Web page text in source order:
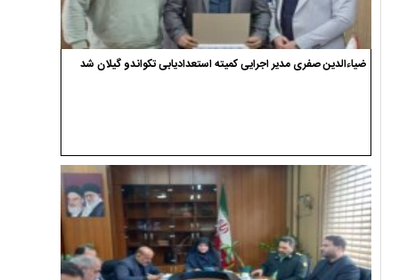
ضیاءالدین صفری مدیر اجرایی کمیته استعدادیابی تکواندو گیلان شد